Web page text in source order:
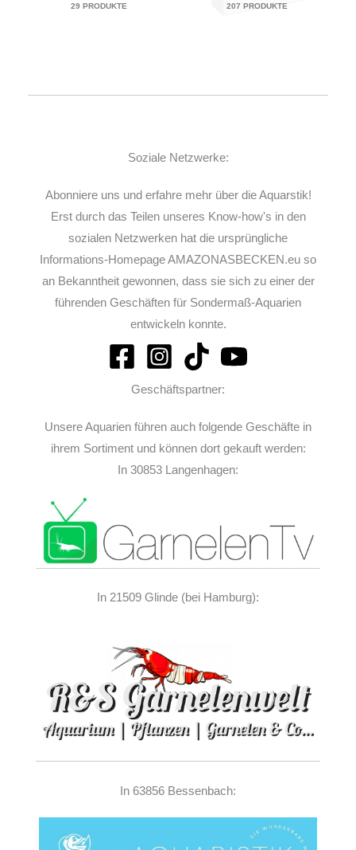
29 PRODUKTE 207 PRODUKTE
Soziale Netzwerke:
Abonniere uns und erfahre mehr über die Aquarstik!
Erst durch das Teilen unseres Know-how's in den
sozialen Netzwerken hat die ursprüngliche
Informations-Homepage AMAZONASBECKEN.eu so
an Bekanntheit gewonnen, dass sie sich zu einer der
führenden Geschäften für Sondermaß-Aquarien
entwickeln konnte.
Geschäftspartner:
Unsere Aquarien führen auch folgende Geschäfte in
ihrem Sortiment und können dort gekauft werden:
In 30853 Langenhagen:
In 21509 Glinde (bei Hamburg):
In 63856 Bessenbach: